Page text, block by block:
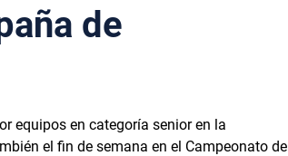
de
equipos en categoría senior en la
el fin de semana en el Campeonato de